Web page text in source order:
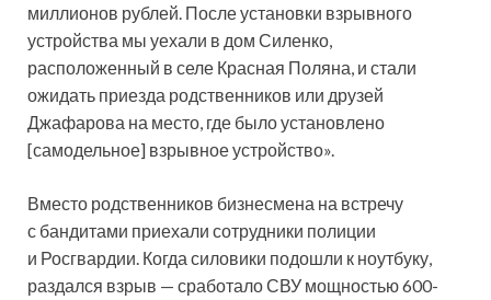
миллионов рублей. После установки взрывного
устройства мы уехали в дом Силенко,
расположенный в селе Красная Поляна, и стали
ожидать приезда родственников или друзей
Джафарова на место, где было установлено
[самодельное] взрывное устройство».
Вместо родственников бизнесмена на встречу
с бандитами приехали сотрудники полиции
и Росгвардии. Когда силовики подошли к ноутбуку,
раздался взрыв — сработало СВУ мощностью 600-